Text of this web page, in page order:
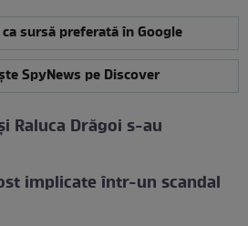
sursă preferată în Google
SpyNews pe Discover
Raluca Drăgoi s-au
implicate într-un scandal